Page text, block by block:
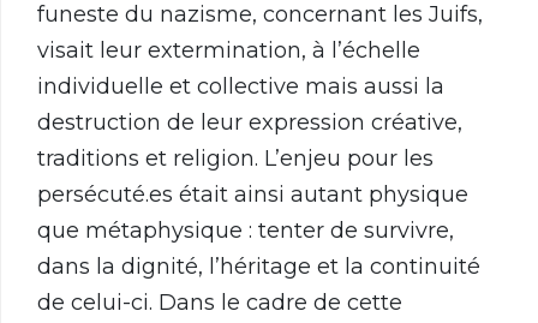
funeste du nazisme, concernant les Juifs,
visait leur extermination, à l’échelle
individuelle et collective mais aussi la
destruction de leur expression créative,
traditions et religion. L’enjeu pour les
persécuté.es était ainsi autant physique
que métaphysique : tenter de survivre,
dans la dignité, l’héritage et la continuité
de celui-ci. Dans le cadre de cette